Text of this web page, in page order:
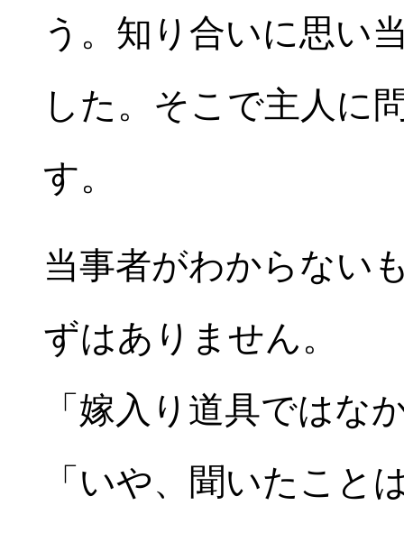
う。知り合いに思い
した。そこで主人に
す。
当事者がわからない
ずはありません。
「嫁入り道具ではな
「いや、聞いたこと